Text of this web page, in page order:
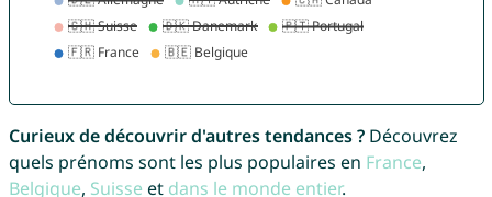
Curieux de découvrir d'autres tendances ?Découvrez
quels prénoms sont les plus populaires en France,
Belgique, Suisse et dans le monde entier.